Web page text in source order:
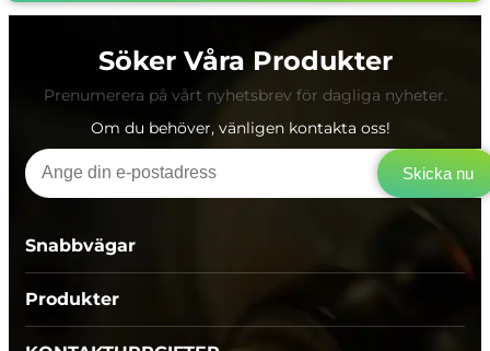
Söker Våra Produkter
Prenumerera på vårt nyhetsbrev för dagliga nyheter.
Om du behöver, vänligen kontakta oss!
Skicka nu
Snabbvägar
Produkter